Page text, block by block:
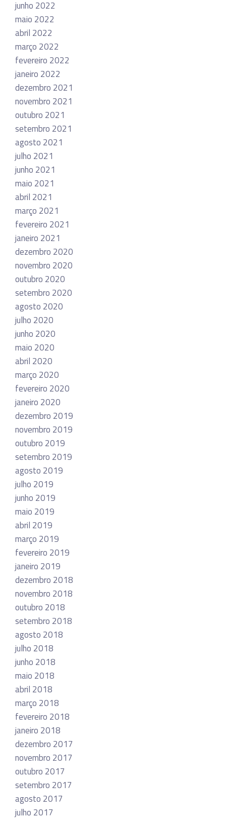
junho 2022
maio 2022
abril 2022
março 2022
fevereiro 2022
janeiro 2022
dezembro 2021
novembro 2021
outubro 2021
setembro 2021
agosto 2021
julho 2021
junho 2021
maio 2021
abril 2021
março 2021
fevereiro 2021
janeiro 2021
dezembro 2020
novembro 2020
outubro 2020
setembro 2020
agosto 2020
julho 2020
junho 2020
maio 2020
abril 2020
março 2020
fevereiro 2020
janeiro 2020
dezembro 2019
novembro 2019
outubro 2019
setembro 2019
agosto 2019
julho 2019
junho 2019
maio 2019
abril 2019
março 2019
fevereiro 2019
janeiro 2019
dezembro 2018
novembro 2018
outubro 2018
setembro 2018
agosto 2018
julho 2018
junho 2018
maio 2018
abril 2018
março 2018
fevereiro 2018
janeiro 2018
dezembro 2017
novembro 2017
outubro 2017
setembro 2017
agosto 2017
julho 2017